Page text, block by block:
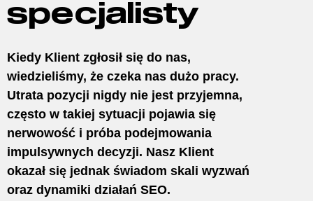
specjalisty
Kiedy Klient zgłosił się do nas,
wiedzieliśmy, że czeka nas dużo pracy.
Utrata pozycji nigdy nie jest przyjemna,
często w takiej sytuacji pojawia się
nerwowość i próba podejmowania
impulsywnych decyzji. Nasz Klient
okazał się jednak świadom skali wyzwań
oraz dynamiki działań SEO.